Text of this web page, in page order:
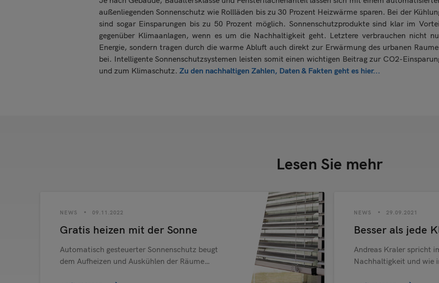
außenliegenden Sonnenschutz wie Rollläden bis zu 30 Prozent Heizwärme sparen. Bei der
sind sogar Einsparungen bis zu 50 Prozent möglich. Sonnenschutzprodukte sind klar im
gegenüber Klimaanlagen, wenn es um die Nachhaltigkeit geht. Letztere verbrauchen nicht
Energie, sondern tragen durch die warme Abluft auch direkt zur Erwärmung des urbanen
bei. Intelligente Sonnenschutzsystemen leisten somit einen wichtigen Beitrag zur CO2-
und zum Klimaschutz. Zu den nachhaltigen Zahlen, Daten & Fakten geht es hier...
Lesen Sie mehr
NEWS 09.11.2022
Gratis heizen mit der Sonne
Automatisch gesteuerter Sonnenschutz beugt
dem Aufheizen und Auskühlen der Räume…
NEWS 29.09.2021
Besser als jede
Andreas Kraler spricht
Nachhaltigkeit und wie